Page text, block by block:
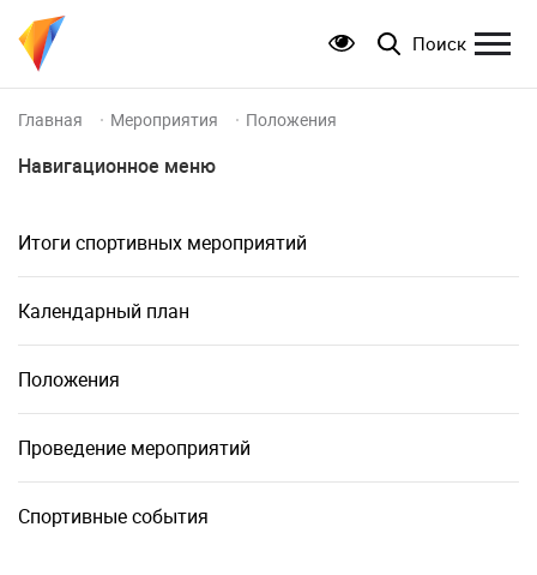
Поиск
Главная Мероприятия Положения
Навигационное меню
Итоги спортивных мероприятий
Календарный план
Положения
Проведение мероприятий
Спортивные события